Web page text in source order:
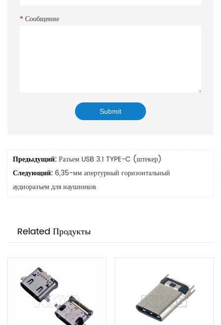
* Сообщение
Предыдущий:Разъем USB 3.1 TYPE-C (штекер)
Следующий: 6,35-мм апертурный горизонтальный
аудиоразъем для наушников
Related Продукты